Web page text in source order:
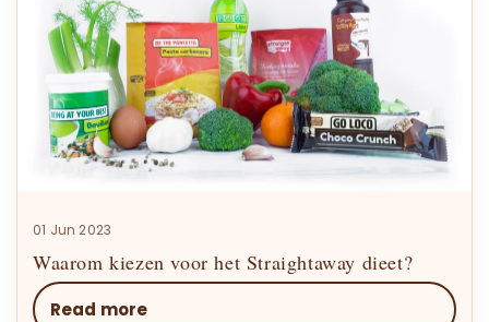
01 Jun 2023
Waarom kiezen voor het Straightaway dieet?
Read more